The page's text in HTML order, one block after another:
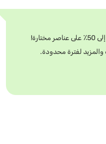
والمزيد لفترة محدودة.